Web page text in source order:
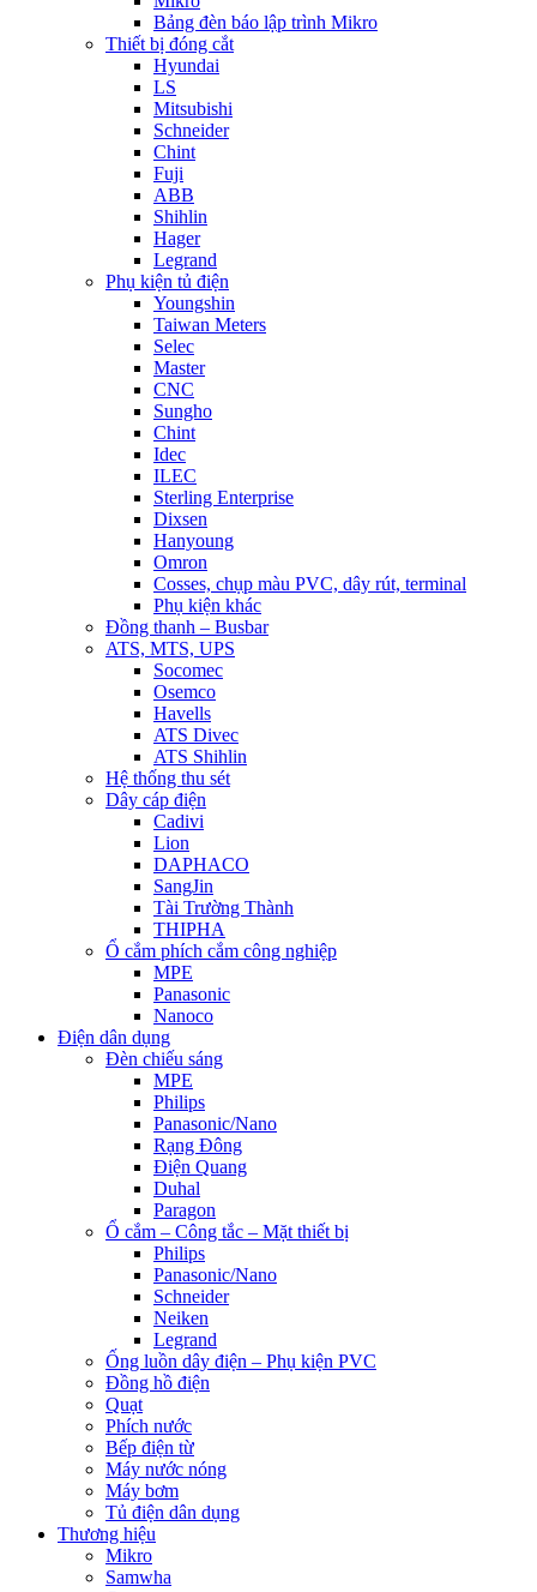
Bảng đèn báo lập trình Mikro
Thiết bị đóng cắt
Hyundai
LS
Mitsubishi
Schneider
Chint
Fuji
ABB
Shihlin
Hager
Legrand
Phụ kiện tủ điện
Youngshin
Taiwan Meters
Selec
Master
CNC
Sungho
Chint
Idec
ILEC
Sterling Enterprise
Dixsen
Hanyoung
Omron
Cosses, chụp màu PVC, dây rút, terminal
Phụ kiện khác
Đồng thanh – Busbar
ATS, MTS, UPS
Socomec
Osemco
Havells
ATS Divec
ATS Shihlin
Hệ thống thu sét
Dây cáp điện
Cadivi
Lion
DAPHACO
SangJin
Tài Trường Thành
THIPHA
Ổ cắm phích cắm công nghiệp
MPE
Panasonic
Nanoco
Điện dân dụng
Đèn chiếu sáng
MPE
Philips
Panasonic/Nano
Rạng Đông
Điện Quang
Duhal
Paragon
Ổ cắm – Công tắc – Mặt thiết bị
Philips
Panasonic/Nano
Schneider
Neiken
Legrand
Ống luồn dây điện – Phụ kiện PVC
Đồng hồ điện
Quạt
Phích nước
Bếp điện từ
Máy nước nóng
Máy bơm
Tủ điện dân dụng
Thương hiệu
Mikro
Samwha